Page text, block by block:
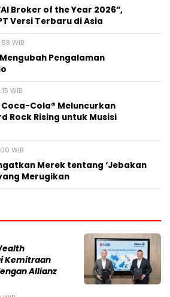
Broker of the Year 2026”,
Versi Terbaru di Asia
WIB
Pengalaman
WIB
Cola® Meluncurkan
Rock Rising untuk Musisi
WIB
Merek tentang ‘Jebakan
Merugikan
Kemitraan
Allianz